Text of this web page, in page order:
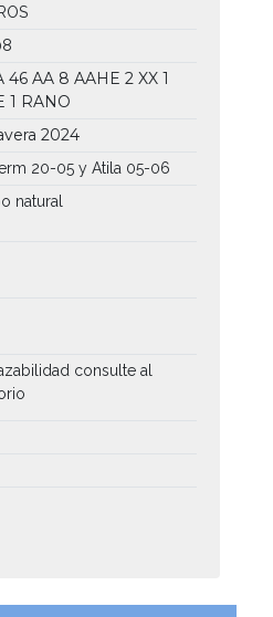
46 AA 8 AAHE 2 XX 1
1 RANO
2024
20-05 y Atila 05-06
natural
consulte al